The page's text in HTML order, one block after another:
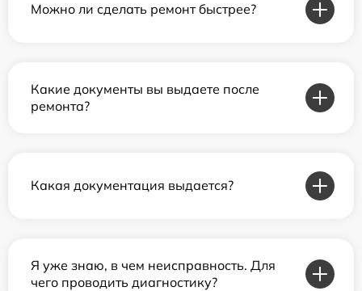
Можно ли сделать ремонт быстрее?
Какие документы вы выдаете после
ремонта?
Какая документация выдается?
Я уже знаю, в чем неисправность. Для
чего проводить диагностику?